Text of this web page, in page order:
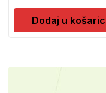
Dodaj u